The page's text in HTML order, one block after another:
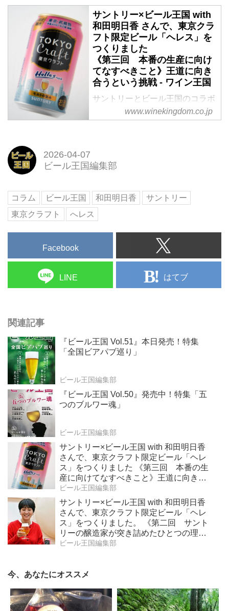
の開発部隊と意見を交えた。この
ヘレスは「食中酒としてのビー
ル」、そのひとつの答えである。
ここでは３回にわたり開発秘話を
お届けする。
売されることになった。テーマは
「日本の食卓にふさわしいビー
ル」だ。ゆえに料理のプロフェッ
ショナルとして、料理家の和田明
日香さんにもご参加いただいた。
何度も料理とのペアリングで試飲
を繰り返し、とことんサントリー
の開発部隊と意見を交えた。この
ヘレスは「食中酒としてのビー
ル」、そのひとつの答えである。
サントリー×ビール王国 with
和田明日香 さんで、東京クラ
フト限定ビール「ヘレス」を
つくりました
《第三回 本番の生産に向け
てなすべきこと》王道に向き
合うという挑戦 - ワイン王国
サントリーとビール王国のコラボ
レーションによる東京クラフト
〈へレス〉が完成、3月17日に発
ショナルとして、料理家の和田明
何度も料理とのペアリングで試飲
を繰り返し、とことんサントリー
の開発部隊と意見を交えた。この
ル」、そのひとつの答えである。
三回目となる今回は、製品化に際
し試醸から本醸造用の仕込が約
1000倍にスケールアップする過
程で、何が変わり、...
www.winekingdom.co.jp
2026-04-07
ビール王国編集部
コラム ビール王国 和田明日香
サントリー
東京クラフト
へレス
Facebook
LINE はてブ
関連記事
『ビール王国 Vol.51』本日発売！特集
「全国ビアパブ巡り」
ビール王国編集部
『ビール王国 Vol.50』発売中！特集「五
つのブルワー魂」
ビール王国編集部
サントリー×ビール王国 with 和田明日香
さんで、東京クラフト限定ビール「ヘレ
ス」をつくりました 《第三回 本番の生
産に向けてなすべきこと》王道に向き合
うという挑戦
ビール王国編集部
サントリー×ビール王国 with 和田明日香
さんで、東京クラフト限定ビール「ヘレ
ス」をつくりました。 《第二回 サント
リーの醸造家が突き詰めたひとつの理想
形》王道に向き合うという挑戦
ビール王国編集部
今、あなたにオススメ